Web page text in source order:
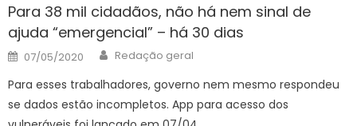
Para 38 mil cidadãos, não há nem sinal de
ajuda “emergencial” – há 30 dias
Posted
on
07/05/2020 Author
Redação geral
Para esses trabalhadores, governo nem mesmo respondeu
se dados estão incompletos. App para acesso dos